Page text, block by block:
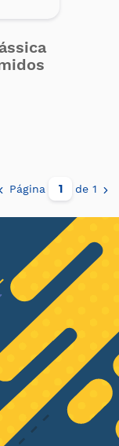
Página de 1